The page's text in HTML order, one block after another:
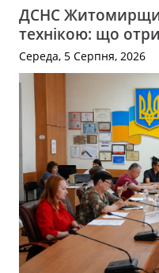
ДСНС
технікою: що
Середа, 5 Серпня, 2026